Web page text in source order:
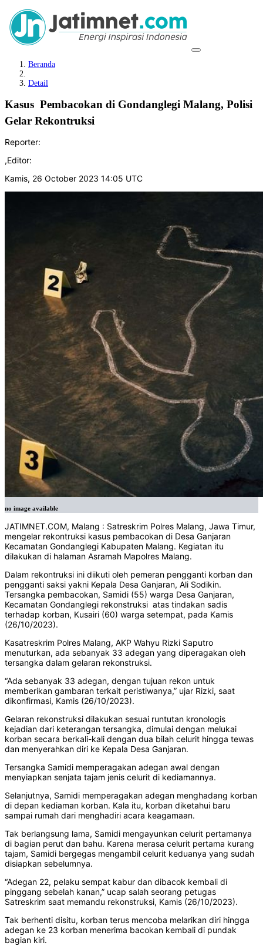
Beranda
Detail
Kasus Pembacokan di Gondanglegi Malang, Polisi
Gelar Rekontruksi
Reporter:
,Editor:
Kamis, 26 October 2023 14:05 UTC
no image available
JATIMNET.COM, Malang : Satreskrim Polres Malang, Jawa Timur,
mengelar rekontruksi kasus pembacokan di Desa Ganjaran
Kecamatan Gondanglegi Kabupaten Malang. Kegiatan itu
dilakukan di halaman Asramah Mapolres Malang.
Dalam rekontruksi ini diikuti oleh pemeran pengganti korban dan
pengganti saksi yakni Kepala Desa Ganjaran, Ali Sodikin.
Tersangka pembacokan, Samidi (55) warga Desa Ganjaran,
Kecamatan Gondanglegi rekonstruksi atas tindakan sadis
terhadap korban, Kusairi (60) warga setempat, pada Kamis
(26/10/2023).
Kasatreskrim Polres Malang, AKP Wahyu Rizki Saputro
menuturkan, ada sebanyak 33 adegan yang diperagakan oleh
tersangka dalam gelaran rekonstruksi.
“Ada sebanyak 33 adegan, dengan tujuan rekon untuk
memberikan gambaran terkait peristiwanya,” ujar Rizki, saat
dikonfirmasi, Kamis (26/10/2023).
Gelaran rekonstruksi dilakukan sesuai runtutan kronologis
kejadian dari keterangan tersangka, dimulai dengan melukai
korban secara berkali-kali dengan dua bilah celurit hingga tewas
dan menyerahkan diri ke Kepala Desa Ganjaran.
Tersangka Samidi memperagakan adegan awal dengan
menyiapkan senjata tajam jenis celurit di kediamannya.
Selanjutnya, Samidi memperagakan adegan menghadang korban
di depan kediaman korban. Kala itu, korban diketahui baru
sampai rumah dari menghadiri acara keagamaan.
Tak berlangsung lama, Samidi mengayunkan celurit pertamanya
di bagian perut dan bahu. Karena merasa celurit pertama kurang
tajam, Samidi bergegas mengambil celurit keduanya yang sudah
disiapkan sebelumnya.
“Adegan 22, pelaku sempat kabur dan dibacok kembali di
pinggang sebelah kanan,” ucap salah seorang petugas
Satreskrim saat memandu rekonstruksi, Kamis (26/10/2023).
Tak berhenti disitu, korban terus mencoba melarikan diri hingga
adegan ke 23 korban menerima bacokan kembali di pundak
bagian kiri.